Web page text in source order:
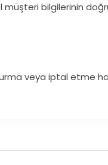
bilgilerinin
veya iptal etme